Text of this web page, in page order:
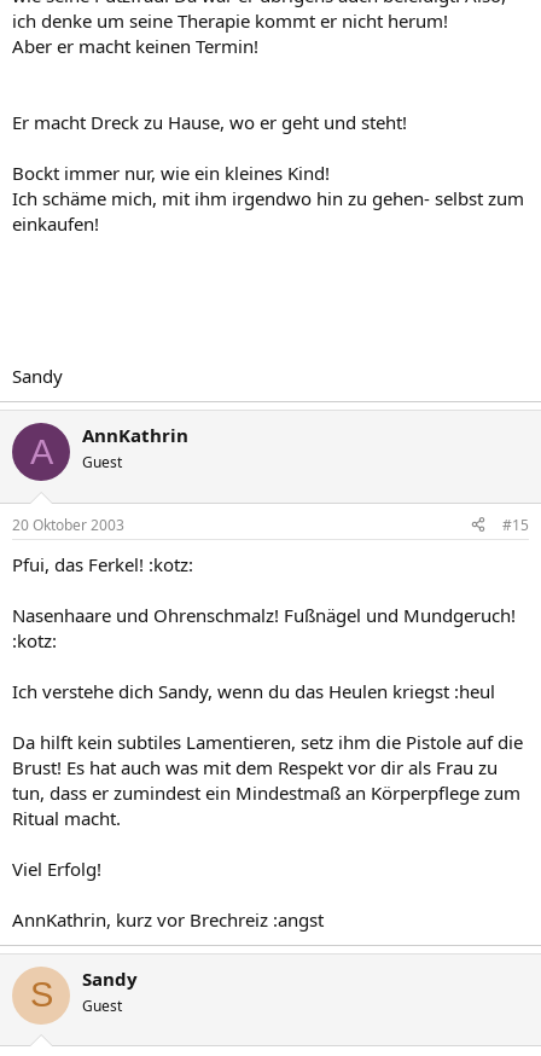
ich denke um seine Therapie kommt er nicht herum!
Aber er macht keinen Termin!
Er macht Dreck zu Hause, wo er geht und steht!
Bockt immer nur, wie ein kleines Kind!
Ich schäme mich, mit ihm irgendwo hin zu gehen- selbst zum
einkaufen!
Sandy
A AnnKathrin
Guest
20 Oktober 2003 #15
Pfui, das Ferkel! :kotz:
Nasenhaare und Ohrenschmalz! Fußnägel und Mundgeruch!
:kotz:
Ich verstehe dich Sandy, wenn du das Heulen kriegst :heul
Da hilft kein subtiles Lamentieren, setz ihm die Pistole auf die
Brust! Es hat auch was mit dem Respekt vor dir als Frau zu
tun, dass er zumindest ein Mindestmaß an Körperpflege zum
Ritual macht.
Viel Erfolg!
AnnKathrin, kurz vor Brechreiz :angst
S Sandy
Guest